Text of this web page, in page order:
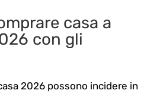
casa a
con gli
2026 possono incidere in